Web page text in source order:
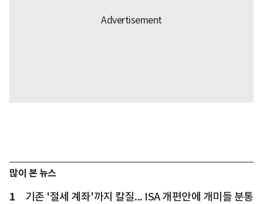
많이 본 뉴스
1 기존 '절세 계좌'까지 칼질... ISA 개편안에 개미들 분통